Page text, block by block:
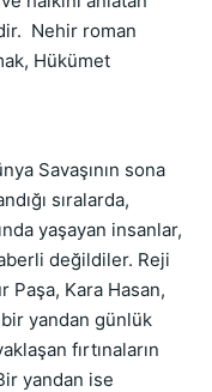
Nehir roman
Hükümet
Savaşının sona
sıralarda,
yaşayan insanlar,
değildiler. Reji
Paşa, Kara Hasan,
yandan günlük
fırtınaların
yandan ise